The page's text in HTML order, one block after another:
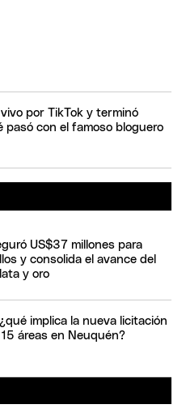
por TikTok y terminó
pasó con el famoso bloguero
US$37 millones para
y consolida el avance del
y oro
implica la nueva licitación
áreas en Neuquén?